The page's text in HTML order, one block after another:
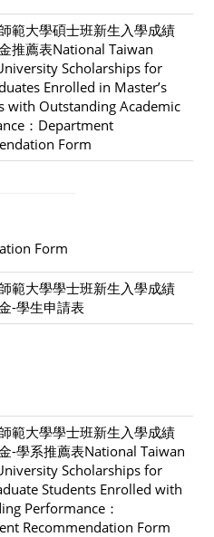
範大學碩士班新生入學成績
推薦表National Taiwan
Scholarships for
Enrolled in Master’s
with Outstanding Academic
：Department
Form
Form
範大學學士班新生入學成績
-學生申請表
範大學學士班新生入學成績
-學系推薦表National Taiwan
Scholarships for
Students Enrolled with
Performance：
Recommendation Form